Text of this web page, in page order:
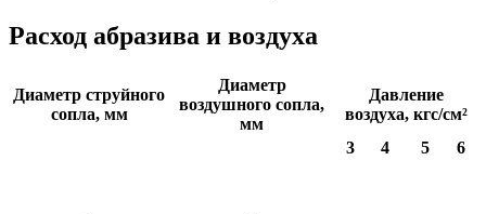
Расход абразива и воздуха
Диаметр струйного
сопла, мм
Диаметр
воздушного сопла,
мм
Давление
воздуха, кгс/см²
3
4 5 6